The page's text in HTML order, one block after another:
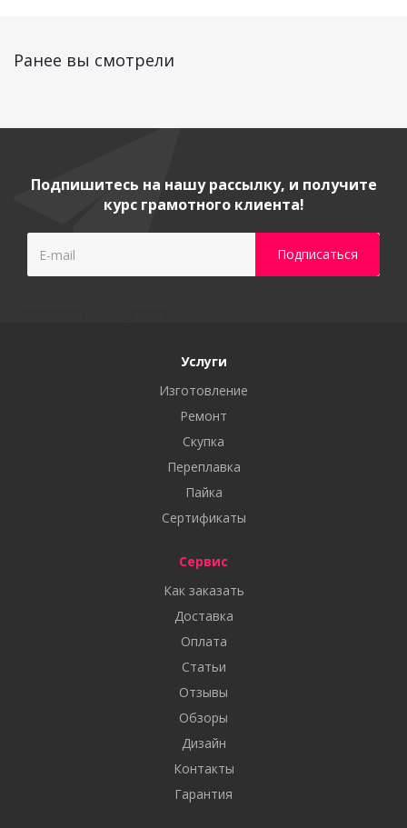
Ранее вы смотрели
Подпишитесь на нашу рассылку, и получите
курс грамотного клиента!
Услуги
Изготовление
Ремонт
Скупка
Переплавка
Пайка
Сертификаты
Сервис
Как заказать
Доставка
Оплата
Статьи
Отзывы
Обзоры
Дизайн
Контакты
Гарантия